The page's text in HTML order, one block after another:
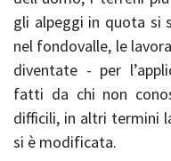
gli alpeggi in quota si
nel fondovalle, le
diventate - per
fatti da chi non
difficili, in altri termini
si è modificata.